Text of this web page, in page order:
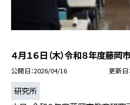
４月１６日（木）令和８年度藤
公開日 2026/04/16 更新日
研究所